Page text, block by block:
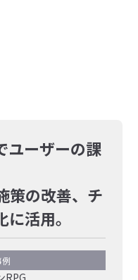
ユーザーの課
策の改善、チ
活用。
RPG